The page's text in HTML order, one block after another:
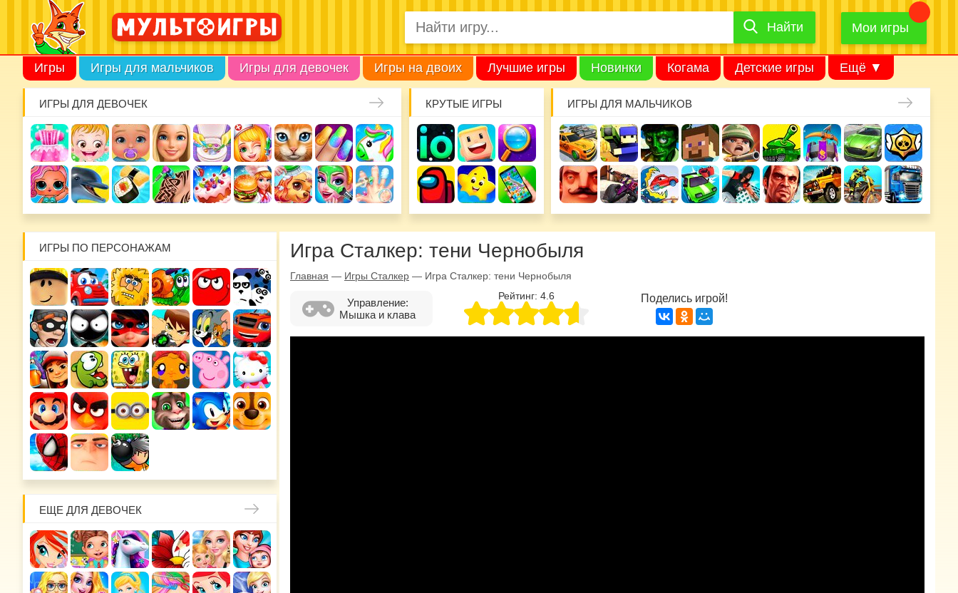
Найти
Найти Мои игры
Игры Игры для мальчиков Игры для девочек Игры на двоих Лучшие игры Новинки Когама Детские игры Ещё ▼
ИГРЫ ДЛЯ ДЕВОЧЕК КРУТЫЕ ИГРЫ ИГРЫ ДЛЯ МАЛЬЧИКОВ
ИГРЫ ПО ПЕРСОНАЖАМ
ЕЩЕ ДЛЯ ДЕВОЧЕК
Игра Сталкер: тени Чернобыля
Главная — Игры Сталкер — Игра Сталкер: тени Чернобыля
Управление:
Мышка и клава
Рейтинг: 4.6 Поделись игрой!